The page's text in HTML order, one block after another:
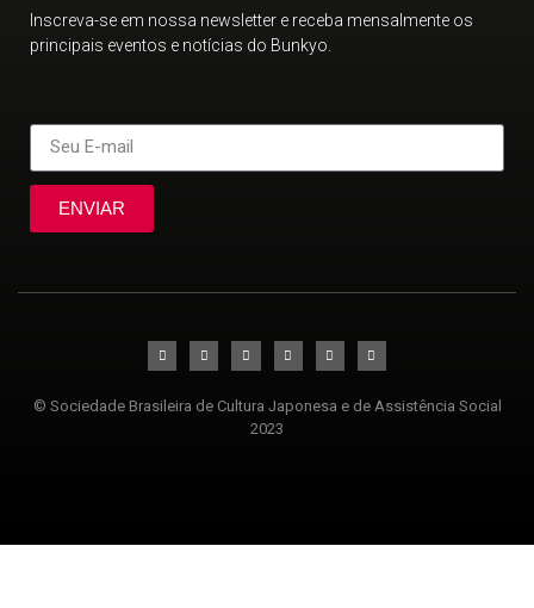
Inscreva-se em nossa newsletter e receba mensalmente os
principais eventos e notícias do Bunkyo.
ENVIAR
© Sociedade Brasileira de Cultura Japonesa e de Assistência Social
2023